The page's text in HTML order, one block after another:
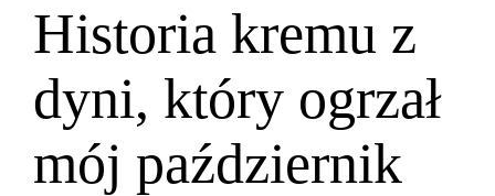
Historia kremu z
dyni, który ogrzał
mój październik